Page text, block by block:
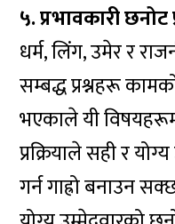
५. प्रभावकारी छनोट
धर्म, लिंग, उमेर र
सम्बद्ध प्रश्नहरू
भएकाले यी
प्रक्रियाले सही र
गर्न गाह्रो बनाउन